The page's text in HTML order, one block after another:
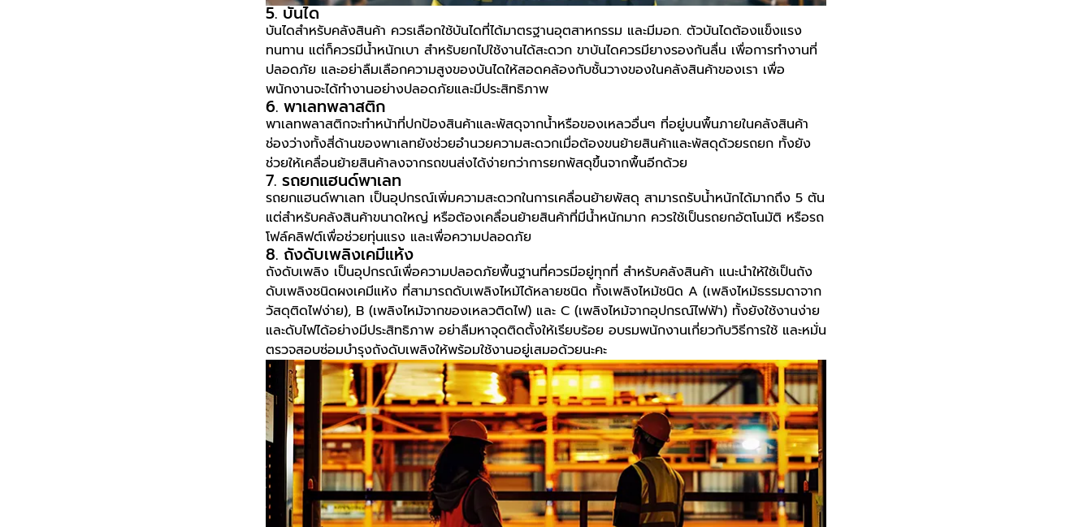
5. บันได
บันไดสำหรับคลังสินค้า ควรเลือกใช้บันไดที่ได้มาตรฐานอุตสาหกรรม และมีมอก. ตัวบันไดต้องแข็งแรง
ทนทาน แต่ก็ควรมีน้ำหนักเบา สำหรับยกไปใช้งานได้สะดวก ขาบันไดควรมียางรองกันลื่น เพื่อการทำงานที่
ปลอดภัย และอย่าลืมเลือกความสูงของบันไดให้สอดคล้องกับชั้นวางของในคลังสินค้าของเรา เพื่อ
พนักงานจะได้ทำงานอย่างปลอดภัยและมีประสิทธิภาพ
6. พาเลทพลาสติก
พาเลทพลาสติกจะทำหน้าที่ปกป้องสินค้าและพัสดุจากน้ำหรือของเหลวอื่นๆ ที่อยู่บนพื้นภายในคลังสินค้า
ช่องว่างทั้งสี่ด้านของพาเลทยังช่วยอำนวยความสะดวกเมื่อต้องขนย้ายสินค้าและพัสดุด้วยรถยก ทั้งยัง
ช่วยให้เคลื่อนย้ายสินค้าลงจากรถขนส่งได้ง่ายกว่าการยกพัสดุขึ้นจากพื้นอีกด้วย
7. รถยกแฮนด์พาเลท
รถยกแฮนด์พาเลท เป็นอุปกรณ์เพิ่มความสะดวกในการเคลื่อนย้ายพัสดุ สามารถรับน้ำหนักได้มากถึง 5 ตัน
แต่สำหรับคลังสินค้าขนาดใหญ่ หรือต้องเคลื่อนย้ายสินค้าที่มีน้ำหนักมาก ควรใช้เป็นรถยกอัตโนมัติ หรือรถ
โฟล์คลิฟต์เพื่อช่วยทุ่นแรง และเพื่อความปลอดภัย
8. ถังดับเพลิงเคมีแห้ง
ถังดับเพลิง เป็นอุปกรณ์เพื่อความปลอดภัยพื้นฐานที่ควรมีอยู่ทุกที่ สำหรับคลังสินค้า แนะนำให้ใช้เป็นถัง
ดับเพลิงชนิดผงเคมีแห้ง ที่สามารถดับเพลิงไหม้ได้หลายชนิด ทั้งเพลิงไหม้ชนิด A (เพลิงไหม้ธรรมดาจาก
วัสดุติดไฟง่าย), B (เพลิงไหม้จากของเหลวติดไฟ) และ C (เพลิงไหม้จากอุปกรณ์ไฟฟ้า) ทั้งยังใช้งานง่าย
และดับไฟได้อย่างมีประสิทธิภาพ อย่าลืมหาจุดติดตั้งให้เรียบร้อย อบรมพนักงานเกี่ยวกับวิธีการใช้ และหมั่น
ตรวจสอบซ่อมบำรุงถังดับเพลิงให้พร้อมใช้งานอยู่เสมอด้วยนะคะ